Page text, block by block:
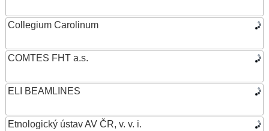
Collegium Carolinum
COMTES FHT a.s.
ELI BEAMLINES
Etnologický ústav AV ČR, v. v. i.